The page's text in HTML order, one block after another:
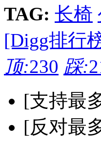
TAG: 长椅
[Digg排行
顶:230 踩:
[支持最
[反对最